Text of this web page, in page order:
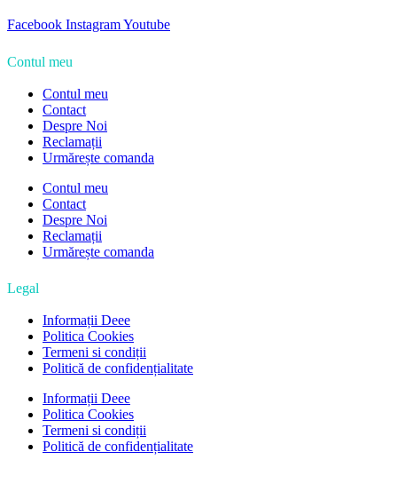
Facebook InstagramYoutube
Contul meu
Contul meu
Contact
Despre Noi
Reclamații
Urmărește comanda
Contul meu
Contact
Despre Noi
Reclamații
Urmărește comanda
Legal
Informații Deee
Politica Cookies
Termeni si condiții
Politică de confidențialitate
Informații Deee
Politica Cookies
Termeni si condiții
Politică de confidențialitate